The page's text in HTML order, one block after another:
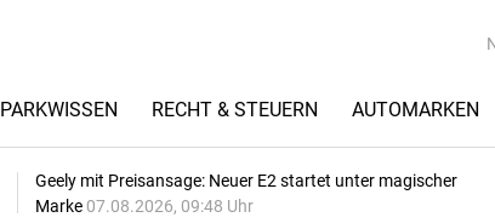
RECHT & STEUERN AUTOMARKEN
Geely mit Preisansage: Neuer E2 startet unter magischer
Marke 07.08.2026, 09:48 Uhr